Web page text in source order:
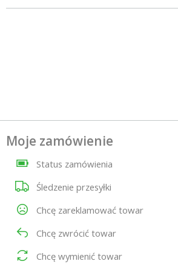
Moje zamówienie
Status zamówienia
Śledzenie przesyłki
Chcę zareklamować towar
Chcę zwrócić towar
Chcę wymienić towar